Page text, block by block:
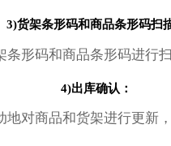
3)货架条形码和商品条形码扫
条形码和商品条形码进行
4)出库确认：
地对商品和货架进行更新